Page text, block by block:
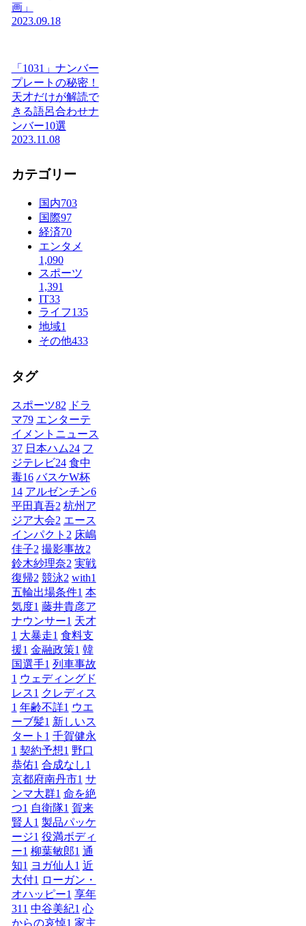
画」
2023.09.18
「1031」ナンバー
プレートの秘密！
天才だけが解読で
きる語呂合わせナ
ンバー10選
2023.11.08
カテゴリー
国内703
国際97
経済70
エンタメ
1,090
スポーツ
1,391
IT33
ライフ135
地域1
その他433
タグ
スポーツ82 ドラ
マ79 エンターテ
イメントニュース
37 日本ハム24 フ
ジテレビ24 食中
毒16 バスケW杯
14 アルゼンチン6
平田真吾2 杭州ア
ジア大会2 エース
インパクト 2 床嶋
佳子2 撮影事故2
鈴木紗理奈2 実戦
復帰2 競泳2 with1
五輪出場条件1 本
気度1 藤井貴彦ア
ナウンサー1 天才
1 大暴走1 食料支
援1 金融政策1 韓
国選手1 列車事故
1 ウェディングド
レス1 クレディス
1 年齢不詳1 ウエ
ーブ髪1 新しいス
タート 1 千賀健永
1 契約予想1 野口
恭佑1 合成なし1
京都府南丹市1 サ
ンマ大群1 命を絶
つ1 自衛隊1 賀来
賢人 1 製品パッケ
ージ1 役満ボディ
ー1 柳葉敏郎1 通
知1 ヨガ仙人 1 近
大付1 ローガン・
オハッピー1 享年
31 1 中谷美紀1 心
からの哀悼1 家主